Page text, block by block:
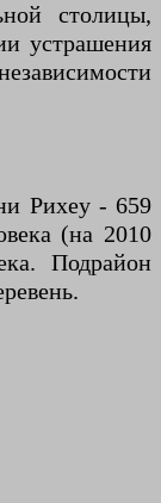
столицы,
устрашения
Рихеу - 659
(на 2010
Подрайон